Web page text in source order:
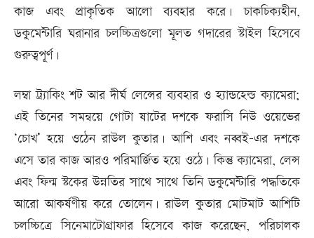
কাজ এবং প্রাকৃতিক আলো ব্যবহার করে। চাকচিক্যহীন,
ডকুমেন্টারি ঘরানার চলচ্চিত্রগুলো মূলত গদারের স্টাইল হিসেবে
গুরুত্বপূর্ণ।
লম্বা ট্র্যাকিং শট আর দীর্ঘ লেন্সের ব্যবহার ও হ্যান্ডহেল্ড ক্যামেরা;
এই তিনের সমন্বয়ে গোটা ষাটের দশকে ফরাসি নিউ ওয়েভের
‘চোখ’ হয়ে ওঠেন রাউল কুতার। আশি এবং নব্বই-এর দশকে
এসে তার কাজ আরও পরিমার্জিত হয়ে ওঠে। কিন্তু ক্যামেরা, লেন্স
এবং ফিল্ম স্টকের উন্নতির সাথে সাথে তিনি ডকুমেন্টারি পদ্ধতিকে
আরো আকর্ষণীয় করে তোলেন। রাউল কুতার মোটমাট আশিটি
চলচ্চিত্রে সিনেমাটোগ্রাফার হিসেবে কাজ করেছেন, পরিচালক